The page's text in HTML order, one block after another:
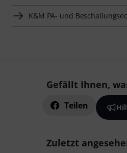
K&M PA- und
Gefällt Ihnen,
Teilen
Zuletzt